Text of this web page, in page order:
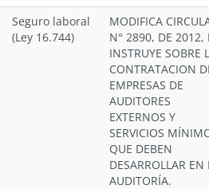
Seguro laboral
(Ley 16.744)
MODIFICA
N° 2890, DE 2012,
INSTRUYE SOBRE
CONTRATACION
EMPRESAS DE
AUDITORES
EXTERNOS Y
SERVICIOS
QUE DEBEN
DESARROLLAR EN
AUDITORÍA.